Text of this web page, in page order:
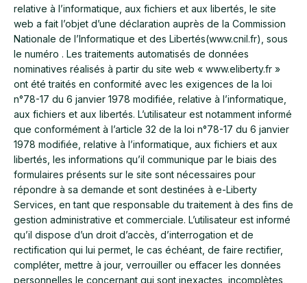
relative à l’informatique, aux fichiers et aux libertés, le site
web a fait l’objet d’une déclaration auprès de la Commission
Nationale de l’Informatique et des Libertés(www.cnil.fr), sous
le numéro . Les traitements automatisés de données
nominatives réalisés à partir du site web « www.eliberty.fr »
ont été traités en conformité avec les exigences de la loi
n°78-17 du 6 janvier 1978 modifiée, relative à l’informatique,
aux fichiers et aux libertés. L’utilisateur est notamment informé
que conformément à l’article 32 de la loi n°78-17 du 6 janvier
1978 modifiée, relative à l’informatique, aux fichiers et aux
libertés, les informations qu’il communique par le biais des
formulaires présents sur le site sont nécessaires pour
répondre à sa demande et sont destinées à e-Liberty
Services, en tant que responsable du traitement à des fins de
gestion administrative et commerciale. L’utilisateur est informé
qu’il dispose d’un droit d’accès, d’interrogation et de
rectification qui lui permet, le cas échéant, de faire rectifier,
compléter, mettre à jour, verrouiller ou effacer les données
personnelles le concernant qui sont inexactes, incomplètes,